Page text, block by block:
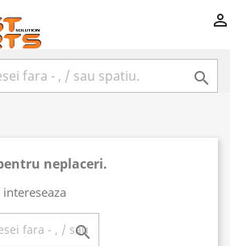


neplaceri.
